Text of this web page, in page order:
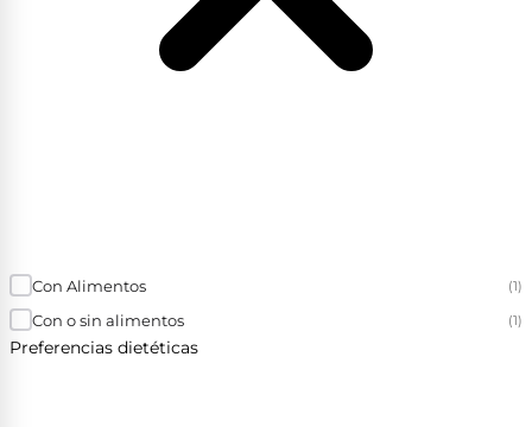
Con Alimentos (1)
Con o sin alimentos (1)
Preferencias dietéticas